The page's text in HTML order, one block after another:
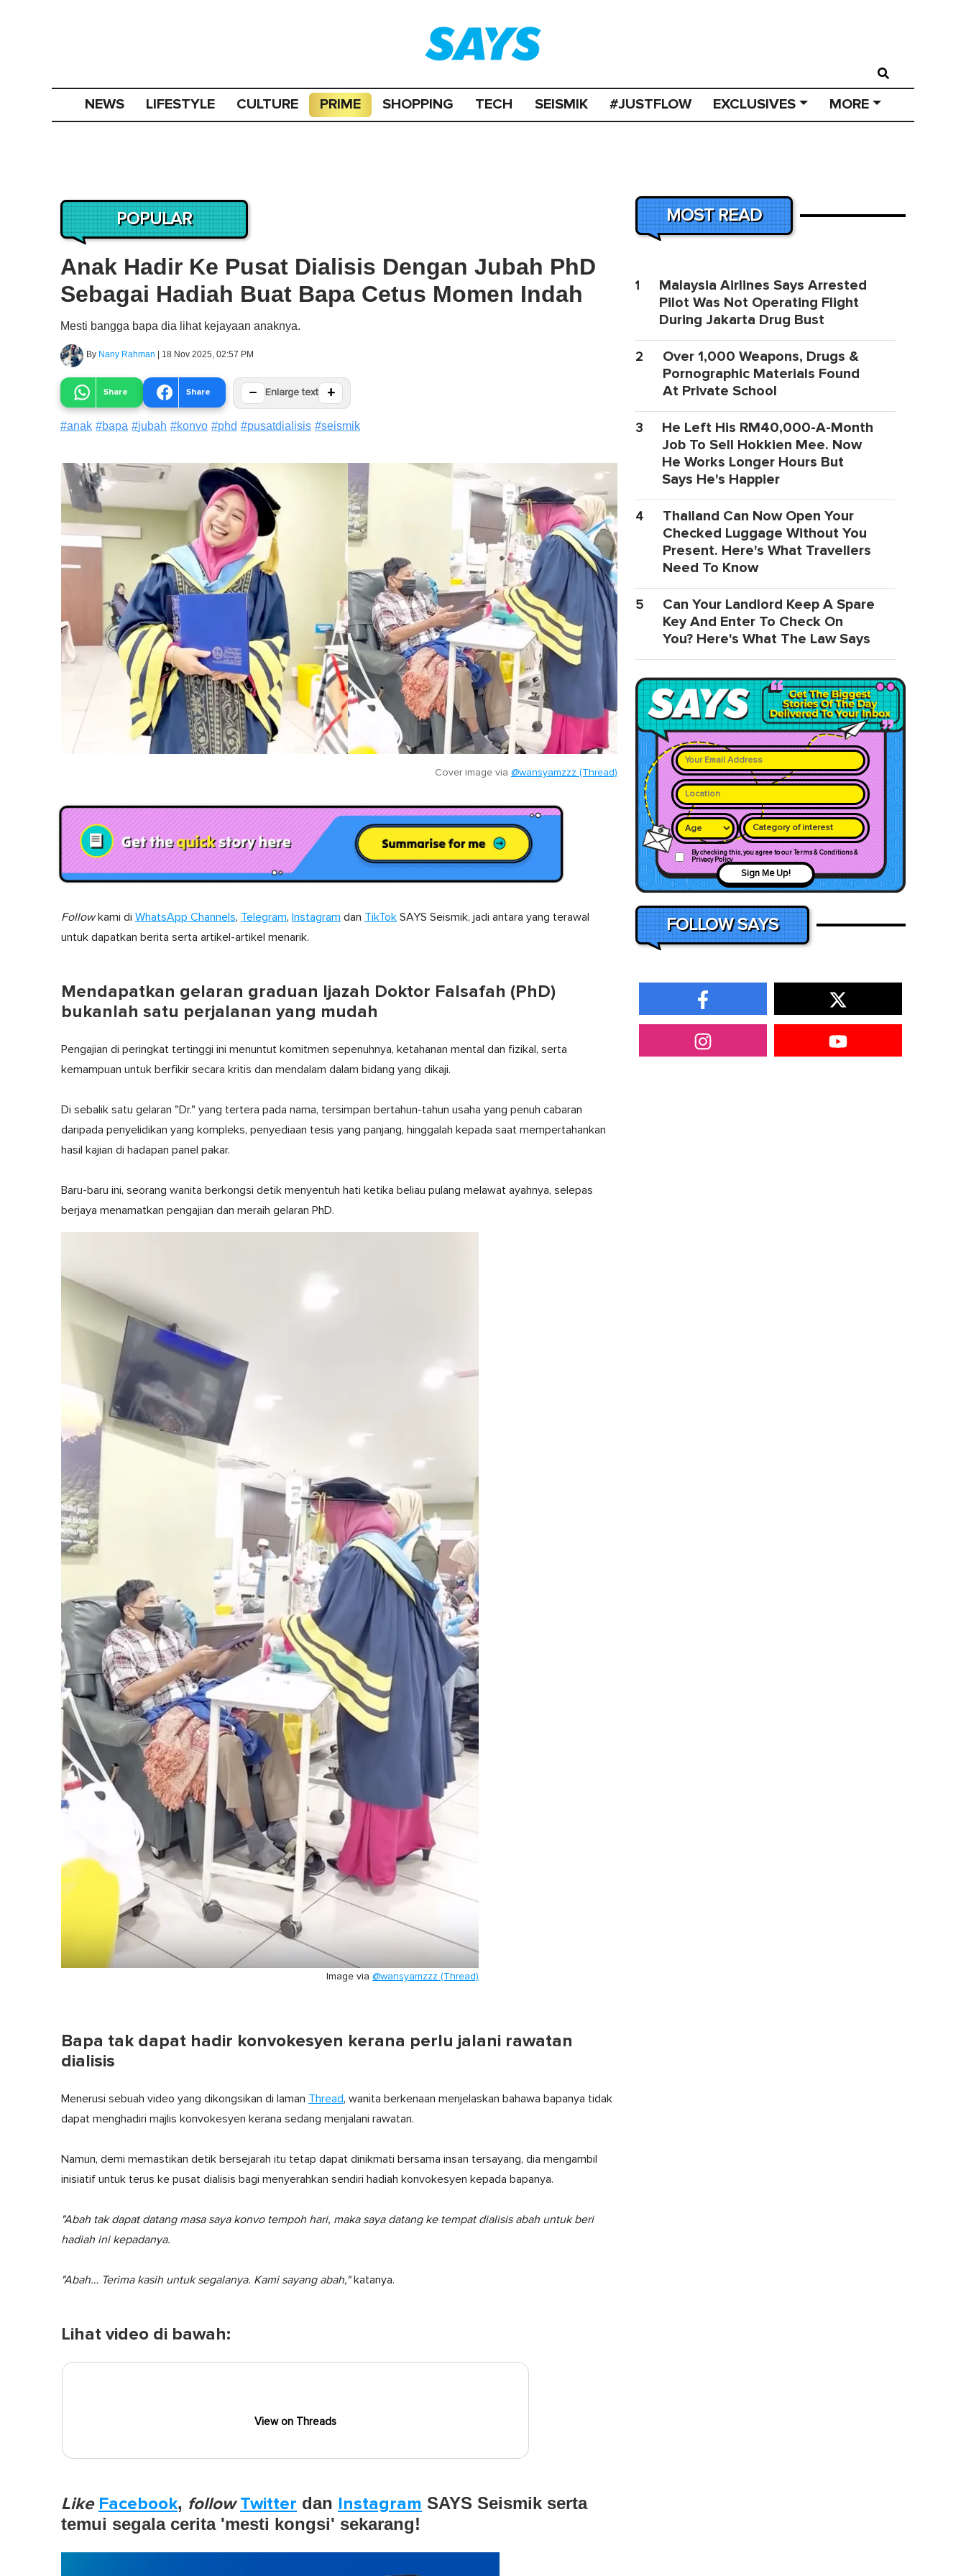
NEWS LIFESTYLE CULTURE PRIME SHOPPING TECH SEISMIK #JUSTFLOW EXCLUSIVES MORE
POPULAR
Anak Hadir Ke Pusat Dialisis Dengan Jubah PhD
Sebagai Hadiah Buat Bapa Cetus Momen Indah
Mesti bangga bapa dia lihat kejayaan anaknya.
By Nany Rahman | 18 Nov 2025, 02:57 PM
Share Share − Enlarge text +
#anak #bapa #jubah #konvo #phd #pusatdialisis #seismik
Cover image via @wansyamzzz (Thread)
Followkami di WhatsApp Channels, Telegram, Instagram dan TikTok SAYS Seismik, jadi antara yang terawal
untuk dapatkan berita serta artikel-artikel menarik.
Mendapatkan gelaran graduan Ijazah Doktor Falsafah (PhD)
bukanlah satu perjalanan yang mudah
Pengajian di peringkat tertinggi ini menuntut komitmen sepenuhnya, ketahanan mental dan fizikal, serta
kemampuan untuk berfikir secara kritis dan mendalam dalam bidang yang dikaji.
Di sebalik satu gelaran "Dr." yang tertera pada nama, tersimpan bertahun-tahun usaha yang penuh cabaran
daripada penyelidikan yang kompleks, penyediaan tesis yang panjang, hinggalah kepada saat mempertahankan
hasil kajian di hadapan panel pakar.
Baru-baru ini, seorang wanita berkongsi detik menyentuh hati ketika beliau pulang melawat ayahnya, selepas
berjaya menamatkan pengajian dan meraih gelaran PhD.
Image via @wansyamzzz (Thread)
Bapa tak dapat hadir konvokesyen kerana perlu jalani rawatan
dialisis
Menerusi sebuah video yang dikongsikan di laman Thread, wanita berkenaan menjelaskan bahawa bapanya tidak
dapat menghadiri majlis konvokesyen kerana sedang menjalani rawatan.
Namun, demi memastikan detik bersejarah itu tetap dapat dinikmati bersama insan tersayang, dia mengambil
inisiatif untuk terus ke pusat dialisis bagi menyerahkan sendiri hadiah konvokesyen kepada bapanya.
"Abah tak dapat datang masa saya konvo tempoh hari, maka saya datang ke tempat dialisis abah untuk beri
hadiah ini kepadanya.
"Abah… Terima kasih untuk segalanya. Kami sayang abah,"katanya.
Lihat video di bawah:
View on Threads
Like Facebook, follow Twitter dan Instagram SAYS Seismik serta
temui segala cerita 'mesti kongsi' sekarang!
MOST READ
1
Malaysia Airlines Says Arrested
Pilot Was Not Operating Flight
During Jakarta Drug Bust
2
Over 1,000 Weapons, Drugs &
Pornographic Materials Found
At Private School
3
He Left His RM40,000-A-Month
Job To Sell Hokkien Mee. Now
He Works Longer Hours But
Says He's Happier
4
Thailand Can Now Open Your
Checked Luggage Without You
Present. Here's What Travellers
Need To Know
5
Can Your Landlord Keep A Spare
Key And Enter To Check On
You? Here's What The Law Says
Category of interest
By checking this, you agree to our Terms & Conditions &
Privacy Policy
Sign Me Up!
FOLLOW SAYS